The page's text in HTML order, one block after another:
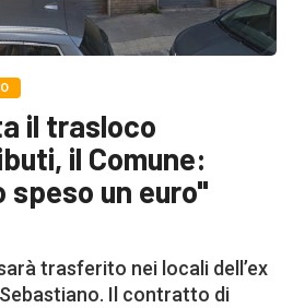
il trasloco
il Comune:
speso un euro"
trasferito nei locali dell’ex
Il contratto di